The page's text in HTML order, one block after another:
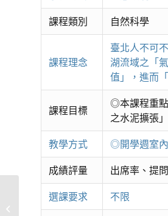
課程類別 自然科學
課程理念
臺北人不可
湖流域之「
值」，進而
課程目標
◎本課程重點
之水泥擴張
教學方式 ◎開學週室內
成績評量 出席率、提
選課要求 不限
#探索大自然A-植物生態學